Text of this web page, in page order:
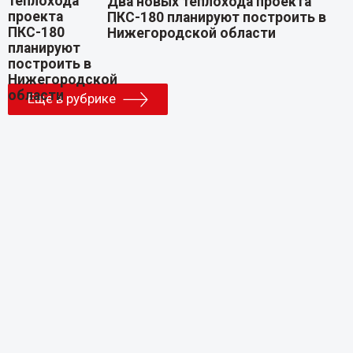
ПКС-180 планируют построить в
Нижегородской области
Еще в рубрике